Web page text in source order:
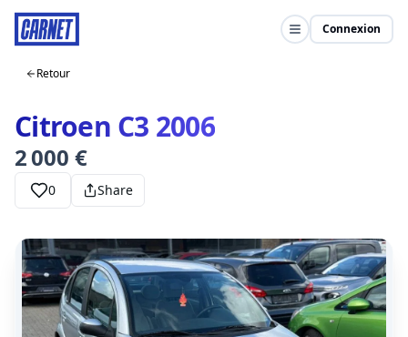
Connexion
Retour
Citroen C3 2006
2 000 €
0 Share